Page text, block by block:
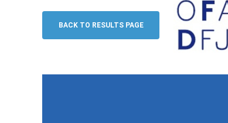
Projektbeauftragte/r -
OFAJ / DFJW
BACK TO RESULTS PAGE